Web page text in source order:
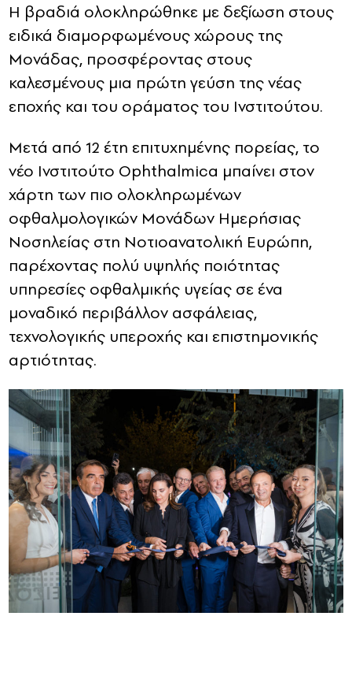
Η βραδιά ολοκληρώθηκε με δεξίωση στους
ειδικά διαμορφωμένους χώρους της
Μονάδας, προσφέροντας στους
καλεσμένους μια πρώτη γεύση της νέας
εποχής και του οράματος του Ινστιτούτου.
Μετά από 12 έτη επιτυχημένης πορείας, το
νέο Ινστιτούτο Ophthalmica μπαίνει στον
χάρτη των πιο ολοκληρωμένων
οφθαλμολογικών Μονάδων Ημερήσιας
Νοσηλείας στη Νοτιοανατολική Ευρώπη,
παρέχοντας πολύ υψηλής ποιότητας
υπηρεσίες οφθαλμικής υγείας σε ένα
μοναδικό περιβάλλον ασφάλειας,
τεχνολογικής υπεροχής και επιστημονικής
αρτιότητας.